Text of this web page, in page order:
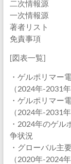
二次情報源
一次情報源
著者リスト
免責事項
[図表一覧]
・ゲルポリマー
（2024年-2031年
・ゲルポリマー
（2024年-2031年
・2024年のゲ
争状況
・グローバル主
（2020年-2024年